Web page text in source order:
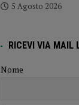
5 Agosto 2026
RICEVI VIA MAIL
Nome